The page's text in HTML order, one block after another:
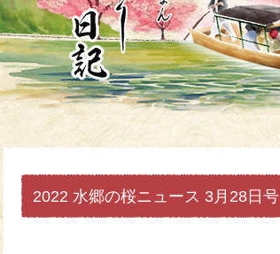
2022 水郷の桜ニュース 3月28日号